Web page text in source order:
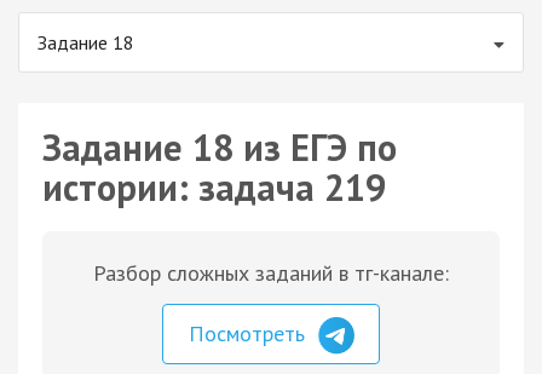
Задание 18
Задание 18 из ЕГЭ по
истории: задача 219
Разбор сложных заданий в тг-канале:
Посмотреть